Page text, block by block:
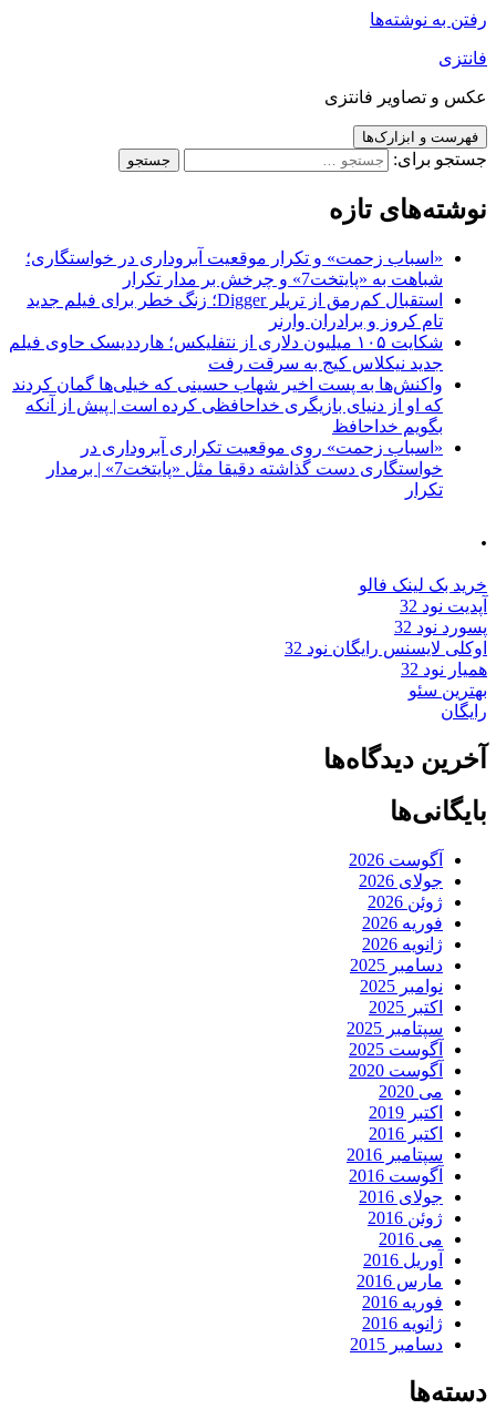
رفتن به نوشته‌ها
فانتزی
عکس و تصاویر فانتزی
فهرست و ابزارک‌ها
جستجو برای:
نوشته‌های تازه
«اسباب زحمت» و تکرار موقعیت آبروداری در خواستگاری؛
شباهت به «پایتخت7» و چرخش بر مدار تکرار
استقبال کم‌رمق از تریلر Digger؛ زنگ خطر برای فیلم جدید
تام کروز و برادران وارنر
شکایت ۱۰۵ میلیون دلاری از نتفلیکس؛ هارددیسک حاوی فیلم
جدید نیکلاس کیج به سرقت رفت
واکنش‌ها به پست اخیر شهاب حسینی که خیلی‌ها گمان کردند
که او از دنیای بازیگری خداحافظی کرده است | پیش از آنکه
بگویم خداحافظ
«اسباب زحمت» روی موقعیت تکراری آبروداری در
خواستگاری دست گذاشته دقیقا مثل «پایتخت7» | برمدار
تکرار
.
خرید بک لینک فالو
آپدیت نود 32
پسورد نود 32
اوکلی لایسنس رایگان نود 32
همیار نود 32
بهترین سئو
رایگان
آخرین دیدگاه‌ها
بایگانی‌ها
آگوست 2026
جولای 2026
ژوئن 2026
فوریه 2026
ژانویه 2026
دسامبر 2025
نوامبر 2025
اکتبر 2025
سپتامبر 2025
آگوست 2025
آگوست 2020
می 2020
اکتبر 2019
اکتبر 2016
سپتامبر 2016
آگوست 2016
جولای 2016
ژوئن 2016
می 2016
آوریل 2016
مارس 2016
فوریه 2016
ژانویه 2016
دسامبر 2015
دسته‌ها